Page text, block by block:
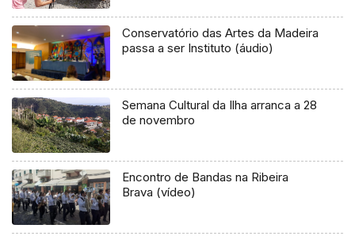
Conservatório das Artes da Madeira
passa a ser Instituto (áudio)
Semana Cultural da Ilha arranca a 28
de novembro
Encontro de Bandas na Ribeira
Brava (vídeo)